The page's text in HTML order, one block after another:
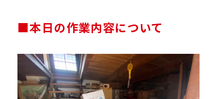
■本日の作業内容について